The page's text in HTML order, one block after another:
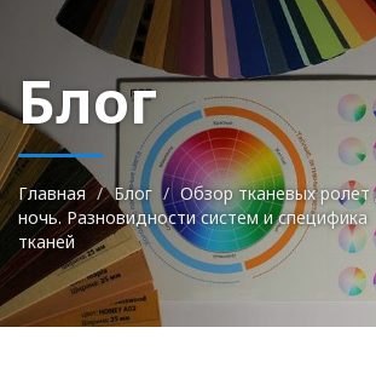
Блог
Главная Блог
Обзор тканевых ролет
ночь. Разновидности систем и специфика
тканей